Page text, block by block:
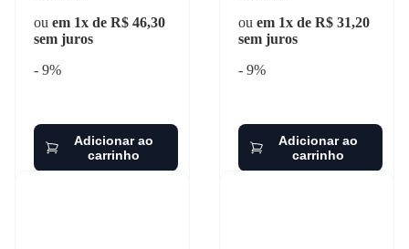
ou em 1x de R$ 46,30
sem juros
- 9%
Adicionar ao
carrinho
ou em 1x de R$ 31,20
sem juros
- 9%
Adicionar ao
carrinho